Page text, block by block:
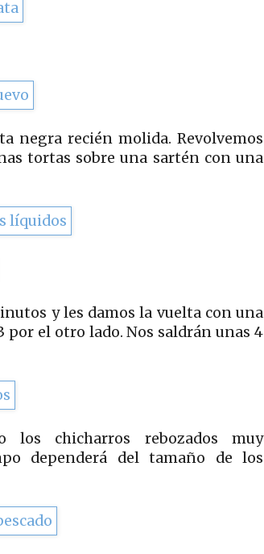
negra recién molida. Revolvemos
tortas sobre una sartén con una
y les damos la vuelta con una
por el otro lado. Nos saldrán unas 4
los chicharros rebozados muy
dependerá del tamaño de los